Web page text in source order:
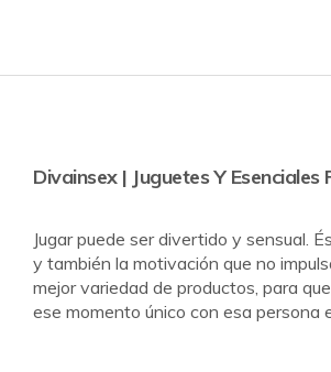
Divainsex | Juguetes Y Esenciales
Jugar puede ser divertido y sensual.
y también la motivación que no
mejor variedad de productos, para
ese momento único con esa persona